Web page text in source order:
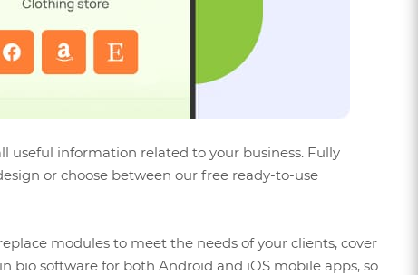
useful information related to your business. Fully
or choose between our free ready-to-use
modules to meet the needs of your clients, cover
bio software for both Android and iOS mobile apps, so